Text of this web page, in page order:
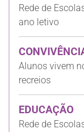
Rede de
ano letivo
Alunos vivem
recreios
EDUCAÇÃO
Rede de